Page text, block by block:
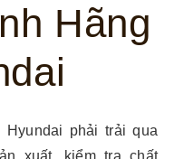
Hãng
Hyundai phải trải qua
xuất, kiểm tra chất